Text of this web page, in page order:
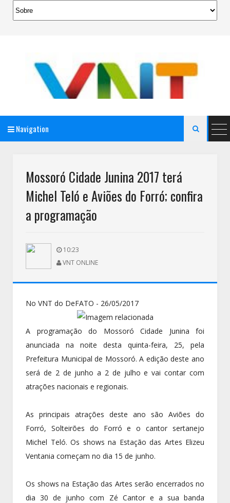
Navigation 
Mossoró Cidade Junina 2017 terá
Michel Teló e Aviões do Forró; confira
a programação
10:23
VNT ONLINE
No VNT do DeFATO - 26/05/2017
A programação do Mossoró Cidade Junina foi
anunciada na noite desta quinta-feira, 25, pela
Prefeitura Municipal de Mossoró. A edição deste ano
será de 2 de junho a 2 de julho e vai contar com
atrações nacionais e regionais.
As principais atrações deste ano são Aviões do
Forró, Solteirões do Forró e o cantor sertanejo
Michel Teló. Os shows na Estação das Artes Elizeu
Ventania começam no dia 15 de junho.
Os shows na Estação das Artes serão encerrados no
dia 30 de junho com Zé Cantor e a sua banda